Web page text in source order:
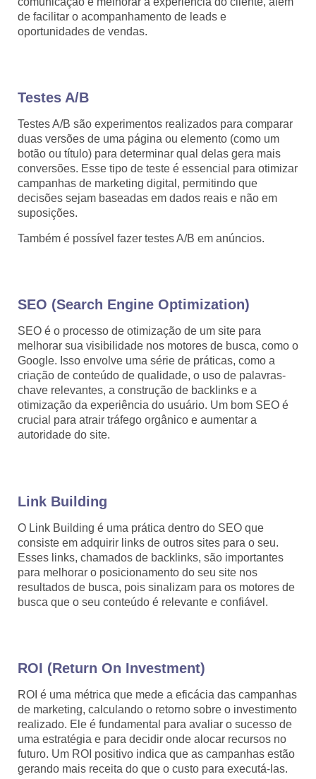
de facilitar o acompanhamento de leads e
oportunidades de vendas.
Testes A/B
Testes A/B são experimentos realizados para comparar
duas versões de uma página ou elemento (como um
botão ou título) para determinar qual delas gera mais
conversões. Esse tipo de teste é essencial para otimizar
campanhas de marketing digital, permitindo que
decisões sejam baseadas em dados reais e não em
suposições.
Também é possível fazer testes A/B em anúncios.
SEO (Search Engine Optimization)
SEO é o processo de otimização de um site para
melhorar sua visibilidade nos motores de busca, como o
Google. Isso envolve uma série de práticas, como a
criação de conteúdo de qualidade, o uso de palavras-
chave relevantes, a construção de backlinks e a
otimização da experiência do usuário. Um bom SEO é
crucial para atrair tráfego orgânico e aumentar a
autoridade do site.
Link Building
O Link Building é uma prática dentro do SEO que
consiste em adquirir links de outros sites para o seu.
Esses links, chamados de backlinks, são importantes
para melhorar o posicionamento do seu site nos
resultados de busca, pois sinalizam para os motores de
busca que o seu conteúdo é relevante e confiável.
ROI (Return On Investment)
ROI é uma métrica que mede a eficácia das campanhas
de marketing, calculando o retorno sobre o investimento
realizado. Ele é fundamental para avaliar o sucesso de
uma estratégia e para decidir onde alocar recursos no
futuro. Um ROI positivo indica que as campanhas estão
gerando mais receita do que o custo para executá-las.